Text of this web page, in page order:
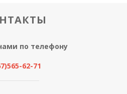
по телефону
62-71